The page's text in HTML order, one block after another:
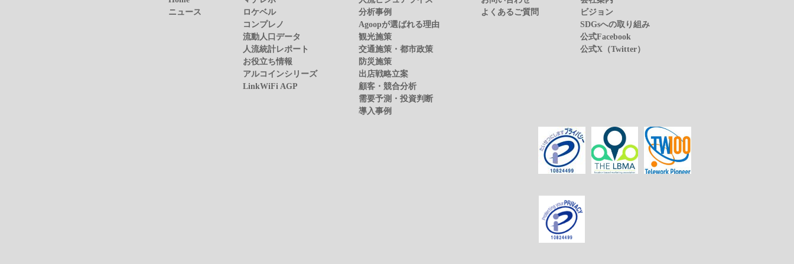
ニュース
ロケベル
コンプレノ
流動人口データ
人流統計レポート
お役立ち情報
アルコインシリーズ
LinkWiFi AGP
分析事例
Agoopが選ばれる理由
観光施策
交通施策・都市政策
防災施策
出店戦略立案
顧客・競合分析
需要予測・投資判断
導入事例
よくあるご質問
ビジョン
SDGsへの取り組み
公式Facebook
公式X（Twitter）